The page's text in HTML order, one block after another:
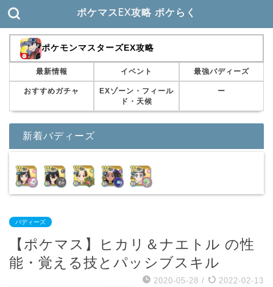
ポケマスEX攻略 ポケらく
ポケモンマスターズEX攻略
最新情報 イベント 最強バディーズ
おすすめガチャ
EXゾーン・フィール
ド・天候
ー
新着バディーズ
バディーズ
【ポケマス】ヒカリ＆ナエトル の性
能・覚える技とパッシブスキル
2020-05-28 / 2022-02-13